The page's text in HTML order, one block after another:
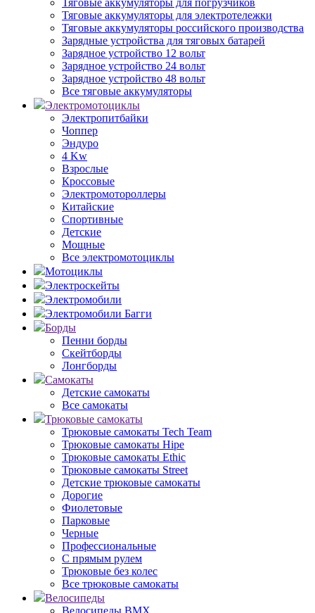
Тяговые аккумуляторы для погрузчиков
Тяговые аккумуляторы для электротележки
Тяговые аккумуляторы российского производства
Зарядные устройства для тяговых батарей
Зарядное устройство 12 вольт
Зарядное устройство 24 вольт
Зарядное устройство 48 вольт
Все тяговые аккумуляторы
Электромотоциклы
Электропитбайки
Чоппер
Эндуро
4 Kw
Взрослые
Кроссовые
Электромотороллеры
Китайские
Спортивные
Детские
Мощные
Все электромотоциклы
Мотоциклы
Электроскейты
Электромобили
Электромобили Багги
Борды
Пенни борды
Скейтборды
Лонгборды
Самокаты
Детские самокаты
Все самокаты
Трюковые самокаты
Трюковые самокаты Tech Team
Трюковые самокаты Hipe
Трюковые самокаты Ethic
Трюковые самокаты Street
Детские трюковые самокаты
Дорогие
Фиолетовые
Парковые
Черные
Профессиональные
С прямым рулем
Трюковые без колес
Все трюковые самокаты
Велосипеды
Велосипеды BMX